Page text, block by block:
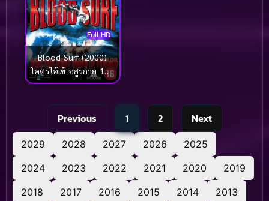
2029 2028 2027 2026
2025
2024
2023 2022 2021 2020
2019
2018
2017 2016 2015 2014
2013
Full HD
Blood Surf (2000)
โคตรไอ้เข้ อสูรกาย 100
ปี
Previous 1 2 Next